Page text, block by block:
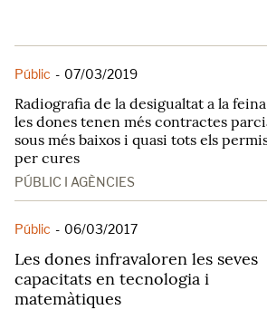
Públic - 07/03/2019
Radiografia de la desigualtat a la
les dones tenen més contractes
sous més baixos i quasi tots els
per cures
PÚBLIC I AGÈNCIES
Públic - 06/03/2017
Les dones infravaloren les seves
capacitats en tecnologia i
matemàtiques